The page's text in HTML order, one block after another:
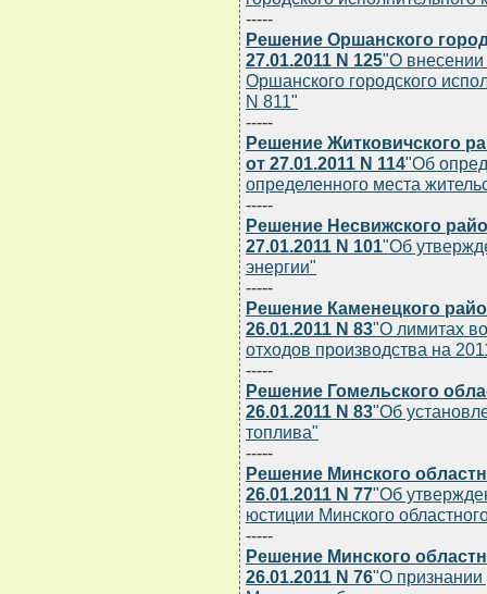
-----
Решение Оршанского
27.01.2011 N 125"О
Оршанского городского
N 811"
-----
Решение Житковичского
от 27.01.2011 N 114"Об
определенного места
-----
Решение Несвижского
27.01.2011 N 101"Об
энергии"
-----
Решение Каменецкого
26.01.2011 N 83"О лимитах
отходов производства на
-----
Решение Гомельского
26.01.2011 N 83"Об
топлива"
-----
Решение Минского
26.01.2011 N 77"Об
юстиции Минского
-----
Решение Минского
26.01.2011 N 76"О